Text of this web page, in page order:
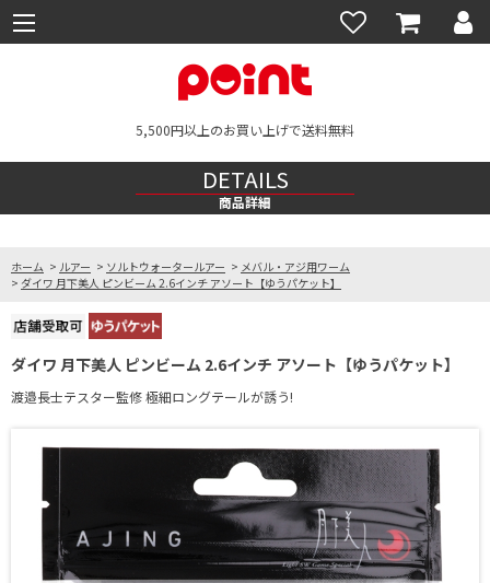
5,500円以上のお買い上げで送料無料
DETAILS
商品詳細
ホーム > ルアー > ソルトウォータールアー > メバル・アジ用ワーム
> ダイワ 月下美人 ピンビーム 2.6インチ アソート【ゆうパケット】
ダイワ 月下美人 ピンビーム 2.6インチ アソート【ゆうパケット】
渡邉長士テスター監修 極細ロングテールが誘う!